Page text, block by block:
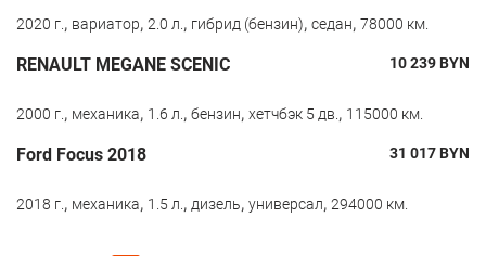
2020 г., вариатор, 2.0 л., гибрид (бензин), седан, 78000 км.
RENAULT MEGANE SCENIC 10 239BYN
2000 г., механика, 1.6 л., бензин, хетчбэк 5 дв., 115000 км.
Ford Focus 2018 31 017BYN
2018 г., механика, 1.5 л., дизель, универсал, 294000 км.